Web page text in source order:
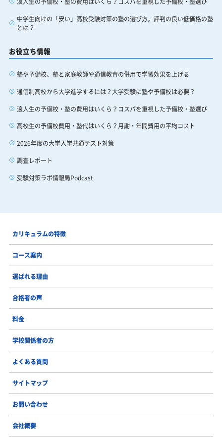
中学生向けの「安い」高校受験対策の塾の選び方。評判の良い低価格の塾
とは？
お役立ち情報
塾や予備校、塾と家庭教師や通信教育の併用で学習効果を上げる
通信制高校から大学進学するには？大学受験に塾や予備校は必要？
浪人生の予備校・塾の費用はいくら？コスパを重視した予備校・塾選び
高校生の予備校費用・塾代はいくら？月謝・年間費用の平均コスト
2026年度の大学入学共通テスト対策
調査レポート
受験対策ラボ情報局Podcast
カリキュラムの特徴
コース案内
選ばれる理由
合格者の声
料金
学校関係者の方
よくある質問
サイトマップ
お問い合わせ
会社概要